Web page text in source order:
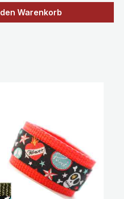
Wert
Warenkorb